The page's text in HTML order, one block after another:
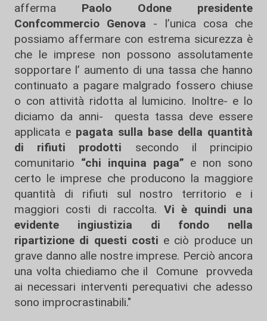
afferma Paolo Odone
presidente
Confcommercio Genova - l’unica cosa che
possiamo affermare con estrema sicurezza è
che le imprese non possono assolutamente
sopportare l’ aumento di una tassa che hanno
continuato a pagare malgrado fossero chiuse
o con attività ridotta al lumicino. Inoltre- e lo
diciamo da anni- questa tassa deve essere
applicata e pagata sulla base della quantità
di rifiuti prodotti secondo il principio
comunitario “chi inquina paga” e non sono
certo le imprese che producono la maggiore
quantità di rifiuti sul nostro territorio e i
maggiori costi di raccolta. Vi è quindi una
evidente ingiustizia di fondo nella
ripartizione di questi costi e ciò produce un
grave danno alle nostre imprese. Perciò ancora
una volta chiediamo che il Comune provveda
ai necessari interventi perequativi che adesso
sono improcrastinabili."